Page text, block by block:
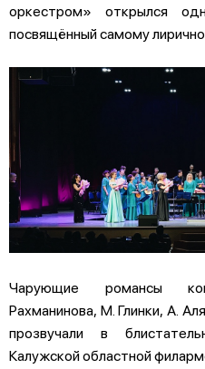
оркестром» открылся
посвящённый самому
Чарующие романсы
Рахманинова, М. Глинки, А.
прозвучали в
Калужской областной